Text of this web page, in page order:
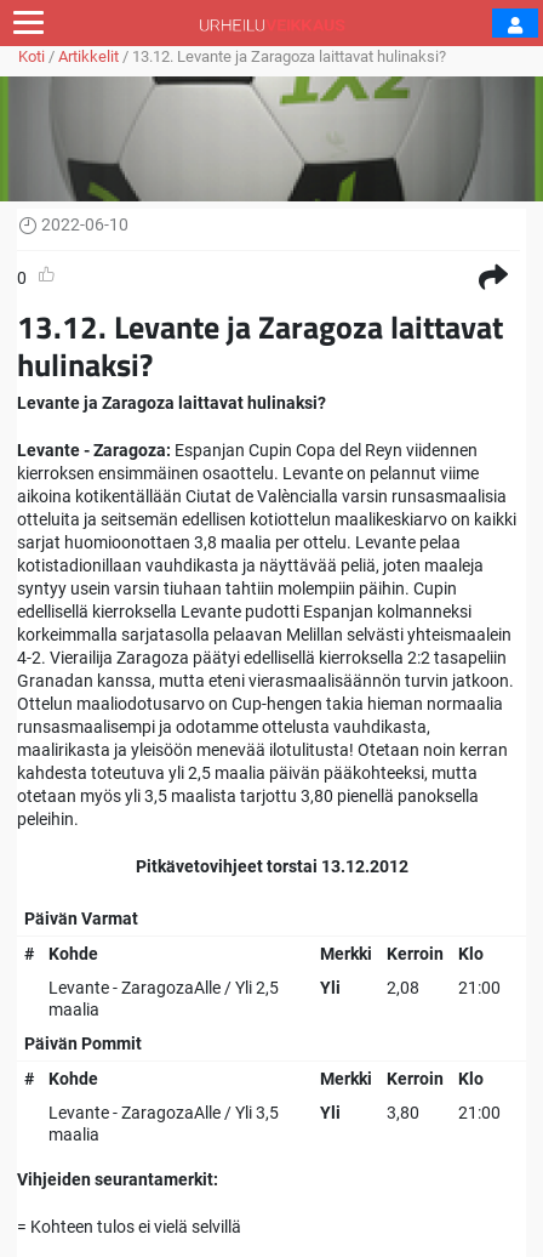
Koti / Artikkelit / 13.12. Levante ja Zaragoza laittavat hulinaksi?
2022-06-10
0
13.12. Levante ja Zaragoza laittavat
hulinaksi?
Levante ja Zaragoza laittavat hulinaksi?
Levante - Zaragoza: Espanjan Cupin Copa del Reyn viidennen
kierroksen ensimmäinen osaottelu. Levante on pelannut viime
aikoina kotikentällään Ciutat de Valèncialla varsin runsasmaalisia
otteluita ja seitsemän edellisen kotiottelun maalikeskiarvo on kaikki
sarjat huomioonottaen 3,8 maalia per ottelu. Levante pelaa
kotistadionillaan vauhdikasta ja näyttävää peliä, joten maaleja
syntyy usein varsin tiuhaan tahtiin molempiin päihin. Cupin
edellisellä kierroksella Levante pudotti Espanjan kolmanneksi
korkeimmalla sarjatasolla pelaavan Melillan selvästi yhteismaalein
4-2. Vierailija Zaragoza päätyi edellisellä kierroksella 2:2 tasapeliin
Granadan kanssa, mutta eteni vierasmaalisäännön turvin jatkoon.
Ottelun maaliodotusarvo on Cup-hengen takia hieman normaalia
runsasmaalisempi ja odotamme ottelusta vauhdikasta,
maalirikasta ja yleisöön menevää ilotulitusta! Otetaan noin kerran
kahdesta toteutuva yli 2,5 maalia päivän pääkohteeksi, mutta
otetaan myös yli 3,5 maalista tarjottu 3,80 pienellä panoksella
peleihin.
Pitkävetovihjeet torstai 13.12.2012
Päivän Varmat
#
Kohde Merkki Kerroin
Klo
Levante - ZaragozaAlle / Yli 2,5
maalia
Yli 2,08 21:00
Päivän Pommit
#
Kohde Merkki Kerroin
Klo
Levante - ZaragozaAlle / Yli 3,5
maalia
Yli 3,80 21:00
Vihjeiden seurantamerkit:
= Kohteen tulos ei vielä selvillä